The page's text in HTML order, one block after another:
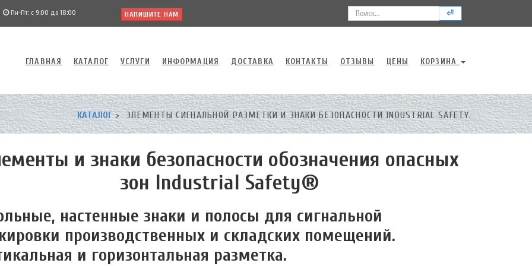
Пн-Пт: с 9:00 до 18:00 НАПИШИТЕ НАМ ⏎
ГЛАВНАЯ КАТАЛОГ УСЛУГИ ИНФОРМАЦИЯ ДОСТАВКА КОНТАКТЫ ОТЗЫВЫ ЦЕНЫ КОРЗИНА
КАТАЛОГ ЭЛЕМЕНТЫ СИГНАЛЬНОЙ РАЗМЕТКИ И ЗНАКИ БЕЗОПАСНОСТИ INDUSTRIAL SAFETY.
и знаки безопасности обозначения опасных
зон Industrial Safety®
настенные знаки и полосы для сигнальной
производственных и складских помещений.
и горизонтальная разметка.